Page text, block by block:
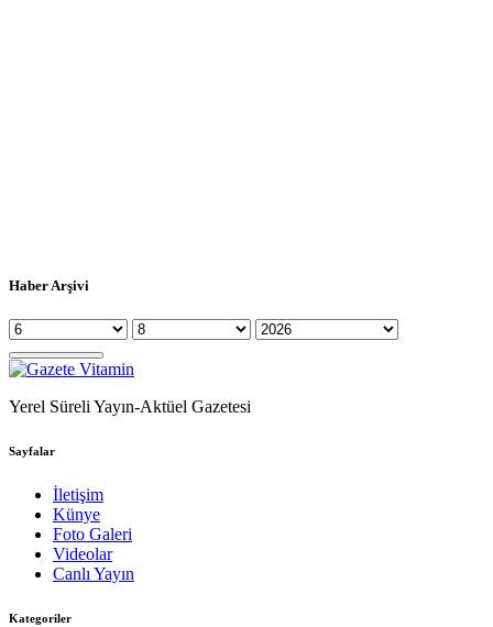
Haber Arşivi
Yerel Süreli Yayın-Aktüel Gazetesi
Sayfalar
İletişim
Künye
Foto Galeri
Videolar
Canlı Yayın
Kategoriler